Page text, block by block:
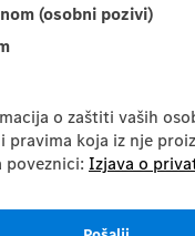
(osobni pozivi)
o zaštiti vaših
pravima koja iz nje
poveznici: Izjava o